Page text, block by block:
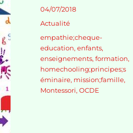
Publié
04/07/2018
Catégories
Actualité
Étiquettes
empathie;cheque-
education,enfants,
enseignements,formation,
homechooling;principes;s
éminaire, mission;famille,
Montessori,OCDE